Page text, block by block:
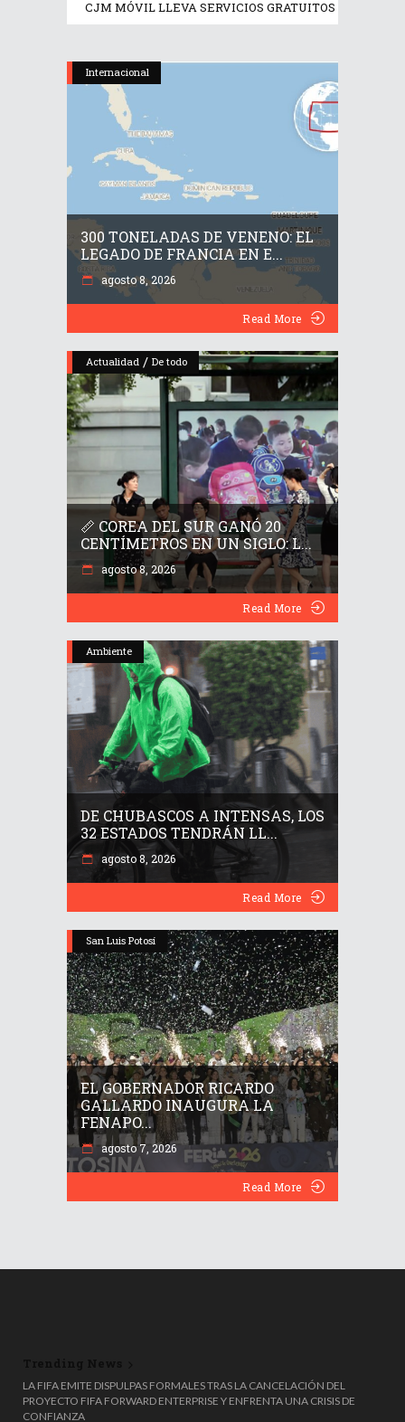
CJM MÓVIL LLEVA SERVICIOS GRATUITOS A
Internacional
300 TONELADAS DE VENENO: EL
LEGADO DE FRANCIA EN E...
agosto 8, 2026
Read More
Actualidad / De todo
📏 COREA DEL SUR GANÓ 20
CENTÍMETROS EN UN SIGLO: L...
agosto 8, 2026
Read More
Ambiente
DE CHUBASCOS A INTENSAS, LOS
32 ESTADOS TENDRÁN LL...
agosto 8, 2026
Read More
San Luis Potosí
EL GOBERNADOR RICARDO
GALLARDO INAUGURA LA
FENAPO...
agosto 7, 2026
Read More
LA FIFA EMITE DISPULPAS FORMALES TRAS LA CANCELACIÓN DEL
PROYECTO FIFA FORWARD ENTERPRISE Y ENFRENTA UNA CRISIS DE
CONFIANZA
📚😮 ¡ADIÓS AL PROMEDIO! LA SEP CAMBIA LAS REGLAS PARA ELEGIR LA
ESCOLTA ESCOLAR